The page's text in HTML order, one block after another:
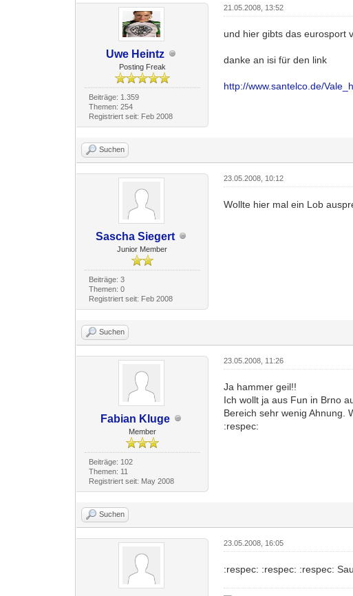
Uwe Heintz
Posting Freak
Beiträge: 1.359
Themen: 254
Registriert seit: Feb 2008
21.05.2008, 13:52
und hier gibts das eurosport
danke an isi für den link
http://www.santelco.de/
Suchen
Sascha Siegert
Junior Member
Beiträge: 3
Themen: 0
Registriert seit: Feb 2008
23.05.2008, 10:12
Wollte hier mal ein Lob
Suchen
Fabian Kluge
Member
Beiträge: 102
Themen: 11
Registriert seit: May 2008
23.05.2008, 11:26
Ja hammer geil!!
Ich wollt ja aus Fun in Brno
Bereich sehr wenig Ahnung.
:respec:
Suchen
23.05.2008, 16:05
:respec: :respec: :respec: